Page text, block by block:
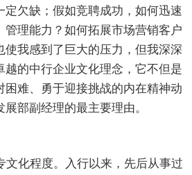
定欠缺；假如竞聘成功，如何迅速
管理能力？如何拓展市场营销客户
使我感到了巨大的压力，但我深深
越的中行企业文化理念，它不但是
困难、勇于迎接挑战的内在精神动
部副经理的最主要理由。
化程度。入行以来，先后从事过